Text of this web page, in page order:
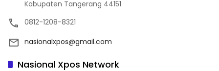
Kabupaten Tangerang 44151
0812-1208-8321
nasionalxpos@gmail.com
Nasional Xpos Network